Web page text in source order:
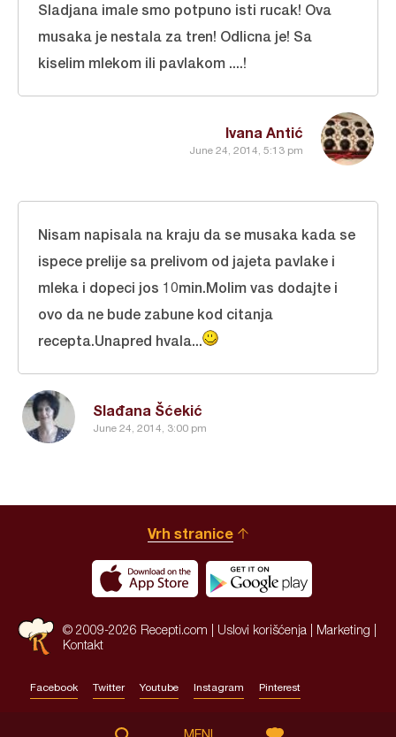
Ivana Antić
June 24, 2014, 5:13 pm
Sladjana imale smo potpuno isti rucak! Ova
musaka je nestala za tren! Odlicna je! Sa
kiselim mlekom ili pavlakom ....!
Slađana Šćekić
June 24, 2014, 3:00 pm
Nisam napisala na kraju da se musaka kada se
ispece prelije sa prelivom od jajeta pavlake i
mleka i dopeci jos 10min.Molim vas dodajte i
ovo da ne bude zabune kod citanja
recepta.Unapred hvala...
Vrh stranice
© 2009-2026 Recepti.com | Uslovi korišćenja Marketing
Kontakt
Facebook Twitter Youtube Instagram Pinterest